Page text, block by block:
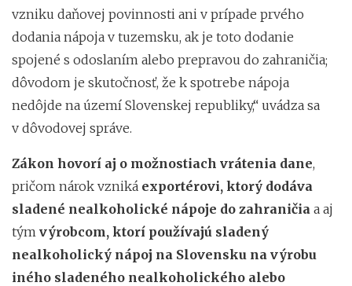
vzniku daňovej povinnosti ani v prípade prvého
dodania nápoja v tuzemsku, ak je toto dodanie
spojené s odoslaním alebo prepravou do zahraničia;
dôvodom je skutočnosť, že k spotrebe nápoja
nedôjde na území Slovenskej republiky,“ uvádza sa
v dôvodovej správe.
Zákon hovorí aj o možnostiach vrátenia dane,
pričom nárok vzniká exportérovi, ktorý dodáva
sladené nealkoholické nápoje do zahraničia a aj
tým výrobcom, ktorí používajú sladený
nealkoholický nápoj na Slovensku na výrobu
iného sladeného nealkoholického alebo